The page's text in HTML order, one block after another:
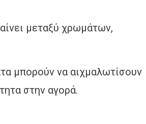
μεταξύ χρωμάτων,
μπορούν να αιχμαλωτίσουν
στην αγορά.